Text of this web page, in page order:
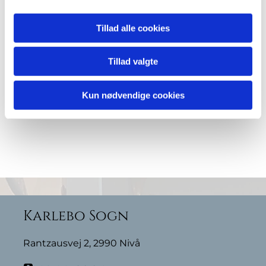
Tillad alle cookies
Tillad valgte
Kun nødvendige cookies
Karlebo Sogn
Rantzausvej 2, 2990 Nivå